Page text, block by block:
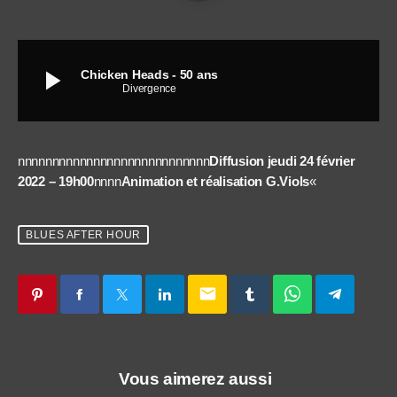
play_arrow Chicken Heads - 50 ans
Divergence
nnnnnnnnnnnnnnnnnnnnnnnnnnnnDiffusion jeudi 24 février
2022 – 19h00nnnnAnimation et réalisation G.Viols«
BLUES AFTER HOUR
email
Vous aimerez aussi